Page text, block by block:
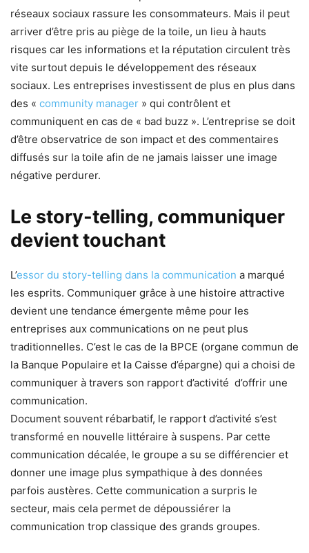
réseaux sociaux rassure les consommateurs. Mais il peut
arriver d’être pris au piège de la toile, un lieu à hauts
risques car les informations et la réputation circulent très
vite surtout depuis le développement des réseaux
sociaux. Les entreprises investissent de plus en plus dans
des « community manager » qui contrôlent et
communiquent en cas de « bad buzz ». L’entreprise se doit
d’être observatrice de son impact et des commentaires
diffusés sur la toile afin de ne jamais laisser une image
négative perdurer.
Le story-telling, communiquer
devient touchant
L’essor du story-telling dans la communication a marqué
les esprits. Communiquer grâce à une histoire attractive
devient une tendance émergente même pour les
entreprises aux communications on ne peut plus
traditionnelles. C’est le cas de la BPCE (organe commun de
la Banque Populaire et la Caisse d’épargne) qui a choisi de
communiquer à travers son rapport d’activité d’offrir une
communication.
Document souvent rébarbatif, le rapport d’activité s’est
transformé en nouvelle littéraire à suspens. Par cette
communication décalée, le groupe a su se différencier et
donner une image plus sympathique à des données
parfois austères. Cette communication a surpris le
secteur, mais cela permet de dépoussiérer la
communication trop classique des grands groupes.